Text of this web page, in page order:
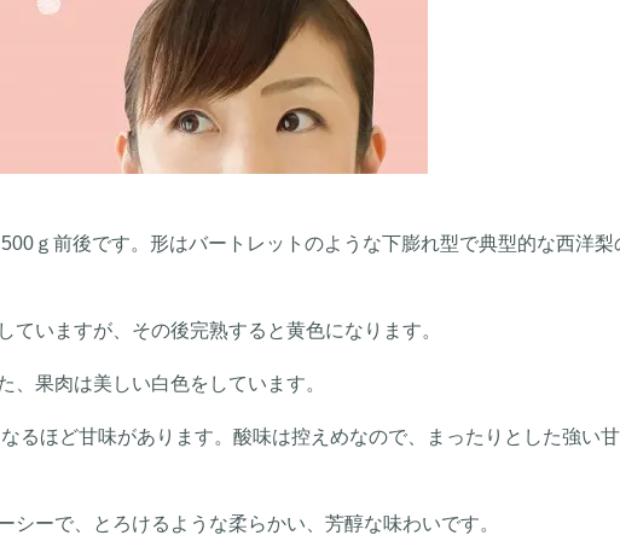
ｇ前後です。形はバートレットのような下膨れ型で典型的な西洋梨
いますが、その後完熟すると黄色になります。
果肉は美しい白色をしています。
るほど甘味があります。酸味は控えめなので、まったりとした強い
シーで、とろけるような柔らかい、芳醇な味わいです。